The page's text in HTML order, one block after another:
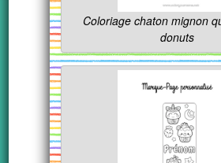
Coloriage chaton mignon
donuts